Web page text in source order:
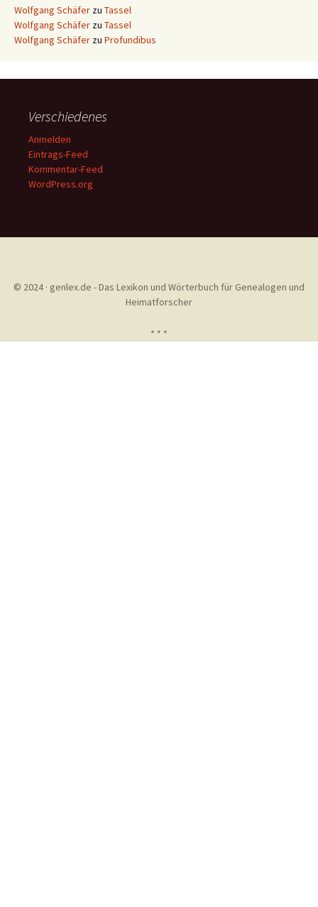
Wolfgang Schäfer zu Tassel
Wolfgang Schäfer zu Tassel
Wolfgang Schäfer zu Profundibus
Verschiedenes
Anmelden
Eintrags-Feed
Kommentar-Feed
WordPress.org
© 2024 · genlex.de - Das Lexikon und Wörterbuch für Genealogen und
Heimatforscher
* * *